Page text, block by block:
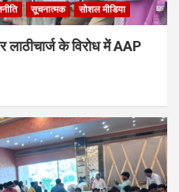
सूचनात्मक सोशल मीडिया
के विरोध में AAP